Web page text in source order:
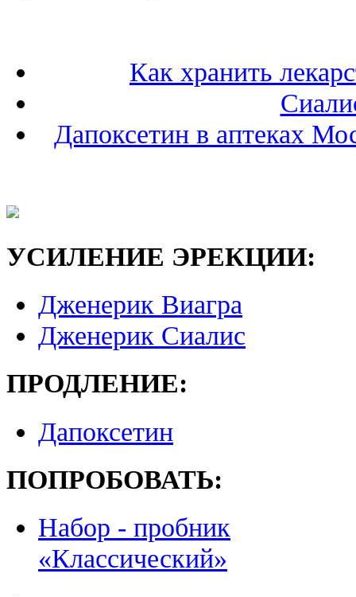
Как хранить
Дапоксетин в аптеках
УСИЛЕНИЕ ЭРЕКЦИИ:
Дженерик Виагра
Дженерик Сиалис
ПРОДЛЕНИЕ:
Дапоксетин
ПОПРОБОВАТЬ:
Набор - пробник
«Классический»